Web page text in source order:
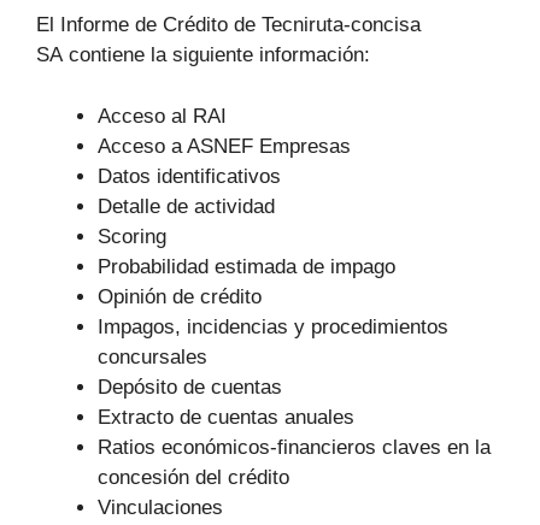
El Informe de Crédito de Tecniruta-concisa
SA contiene la siguiente información:
Acceso al RAI
Acceso a ASNEF Empresas
Datos identificativos
Detalle de actividad
Scoring
Probabilidad estimada de impago
Opinión de crédito
Impagos, incidencias y procedimientos
concursales
Depósito de cuentas
Extracto de cuentas anuales
Ratios económicos-financieros claves en la
concesión del crédito
Vinculaciones